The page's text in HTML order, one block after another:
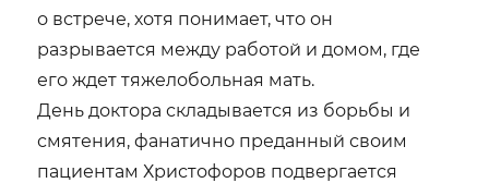
о встрече, хотя понимает, что он
разрывается между работой и домом, где
его ждет тяжелобольная мать.
День доктора складывается из борьбы и
смятения, фанатично преданный своим
пациентам Христофоров подвергается